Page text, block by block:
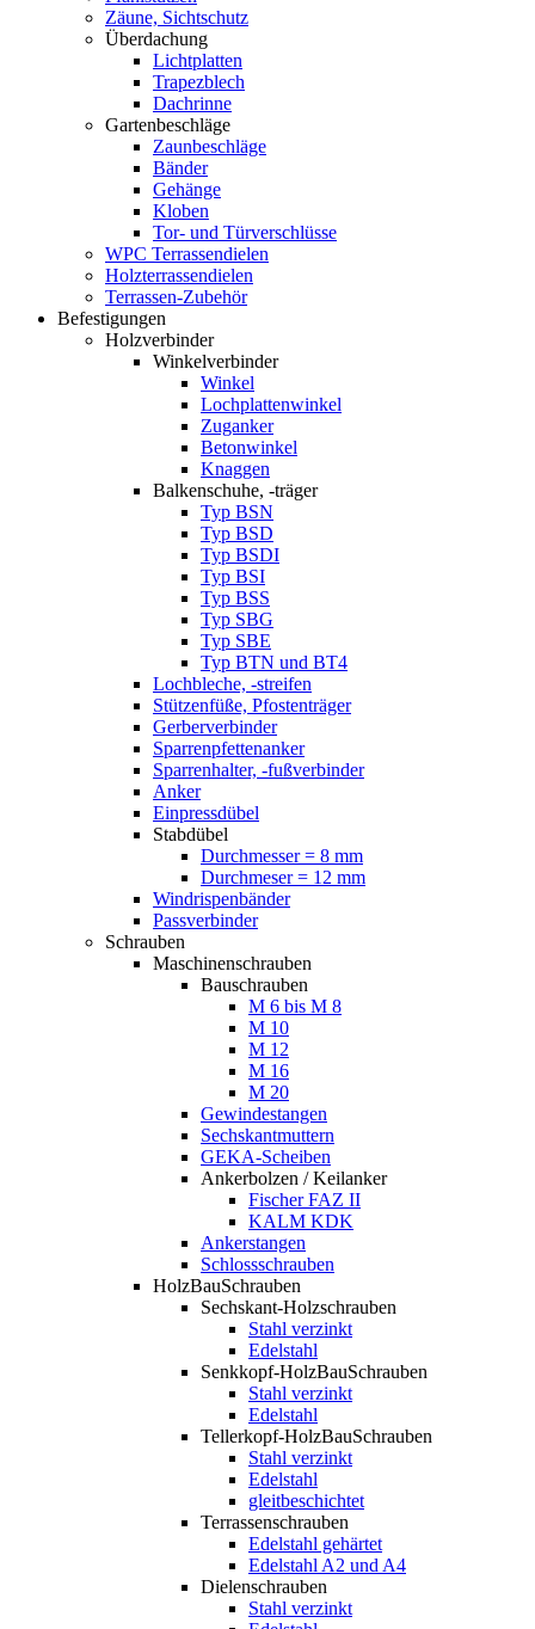
Zäune, Sichtschutz
Überdachung
Lichtplatten
Trapezblech
Dachrinne
Gartenbeschläge
Zaunbeschläge
Bänder
Gehänge
Kloben
Tor- und Türverschlüsse
WPC Terrassendielen
Holzterrassendielen
Terrassen-Zubehör
Befestigungen
Holzverbinder
Winkelverbinder
Winkel
Lochplattenwinkel
Zuganker
Betonwinkel
Knaggen
Balkenschuhe, -träger
Typ BSN
Typ BSD
Typ BSDI
Typ BSI
Typ BSS
Typ SBG
Typ SBE
Typ BTN und BT4
Lochbleche, -streifen
Stützenfüße, Pfostenträger
Gerberverbinder
Sparrenpfettenanker
Sparrenhalter, -fußverbinder
Anker
Einpressdübel
Stabdübel
Durchmesser = 8 mm
Durchmeser = 12 mm
Windrispenbänder
Passverbinder
Schrauben
Maschinenschrauben
Bauschrauben
M 6 bis M 8
M 10
M 12
M 16
M 20
Gewindestangen
Sechskantmuttern
GEKA-Scheiben
Ankerbolzen / Keilanker
Fischer FAZ II
KALM KDK
Ankerstangen
Schlossschrauben
HolzBauSchrauben
Sechskant-Holzschrauben
Stahl verzinkt
Edelstahl
Senkkopf-HolzBauSchrauben
Stahl verzinkt
Edelstahl
Tellerkopf-HolzBauSchrauben
Stahl verzinkt
Edelstahl
gleitbeschichtet
Terrassenschrauben
Edelstahl gehärtet
Edelstahl A2 und A4
Dielenschrauben
Stahl verzinkt